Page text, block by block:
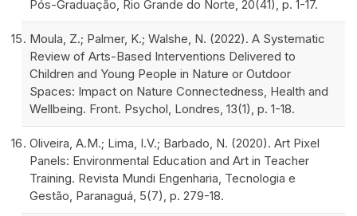
Pós-Graduação, Rio Grande do Norte, 20(41), p. 1-17.
Moula, Z.; Palmer, K.; Walshe, N. (2022). A Systematic
Review of Arts-Based Interventions Delivered to
Children and Young People in Nature or Outdoor
Spaces: Impact on Nature Connectedness, Health and
Wellbeing. Front. Psychol, Londres, 13(1), p. 1-18.
Oliveira, A.M.; Lima, I.V.; Barbado, N. (2020). Art Pixel
Panels: Environmental Education and Art in Teacher
Training. Revista Mundi Engenharia, Tecnologia e
Gestão, Paranaguá, 5(7), p. 279-18.